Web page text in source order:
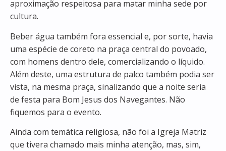
aproximação respeitosa para matar minha sede por
cultura.
Beber água também fora essencial e, por sorte, havia
uma espécie de coreto na praça central do povoado,
com homens dentro dele, comercializando o líquido.
Além deste, uma estrutura de palco também podia ser
vista, na mesma praça, sinalizando que a noite seria
de festa para Bom Jesus dos Navegantes. Não
fiquemos para o evento.
Ainda com temática religiosa, não foi a Igreja Matriz
que tivera chamado mais minha atenção, mas, sim,